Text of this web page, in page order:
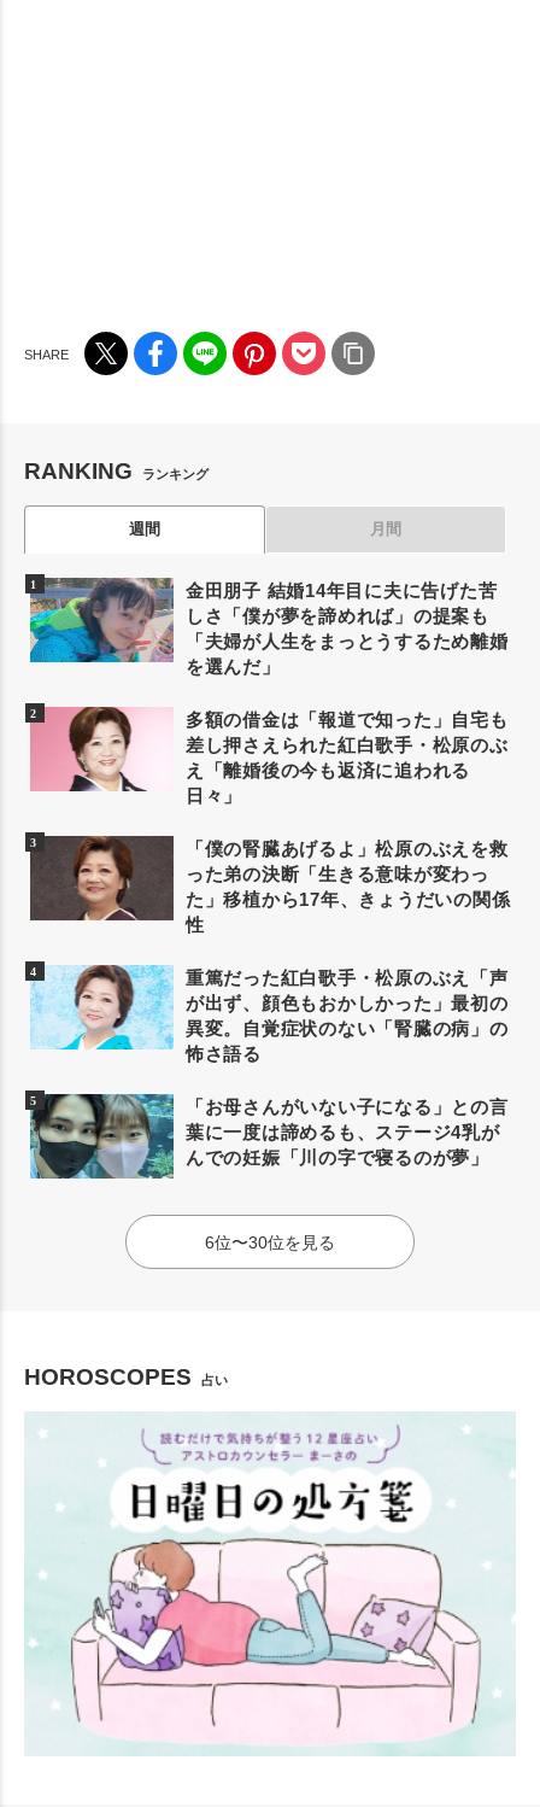
RANKING ランキング
週間 月間
金田朋子 結婚14年目に夫に告げた苦
しさ「僕が夢を諦めれば」の提案も
「夫婦が人生をまっとうするため離婚
を選んだ」
多額の借金は「報道で知った」自宅も
差し押さえられた紅白歌手・松原のぶ
え「離婚後の今も返済に追われる
日々」
「僕の腎臓あげるよ」松原のぶえを救
った弟の決断「生きる意味が変わっ
た」移植から17年、きょうだいの関係
性
重篤だった紅白歌手・松原のぶえ「声
が出ず、顔色もおかしかった」最初の
異変。自覚症状のない「腎臓の病」の
怖さ語る
「お母さんがいない子になる」との言
葉に一度は諦めるも、ステージ4乳が
んでの妊娠「川の字で寝るのが夢」
6位〜30位を見る
HOROSCOPES 占い